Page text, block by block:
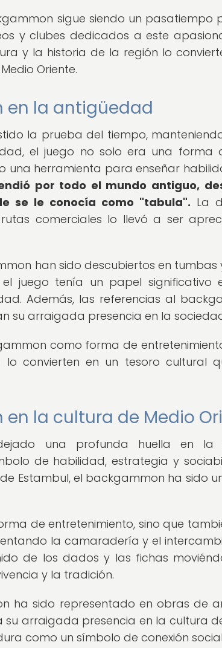
sigue siendo un
y clubes dedicados a este
y la historia de la región lo
Oriente.
en la antigüedad
la prueba del tiempo,
el juego no solo era una forma
una herramienta para enseñar
por todo el mundo antiguo,
se le conocía como "tabula". La
comerciales lo llevó a ser
han sido descubiertos en tumbas
juego tenía un papel
Además, las referencias al
su arraigada presencia en la
como forma de
convierten en un tesoro cultural
la cultura de Medio
una profunda huella en la
de habilidad, estrategia y
Estambul, el backgammon ha sido
de entretenimiento, sino que
la camaradería y el
de los dados y las fichas
y la tradición.
ha sido representado en obras de
su arraigada presencia en la cultura
como un símbolo de conexión